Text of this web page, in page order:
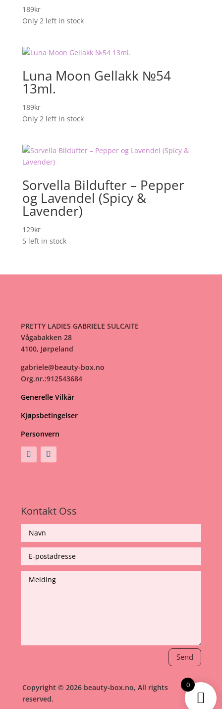
189kr
Only 2 left in stock
Luna Moon Gellakk №54
13ml.
189kr
Only 2 left in stock
Sorvella Bildufter – Pepper
og Lavendel (Spicy &
Lavender)
129kr
5 left in stock
PRETTY LADIES GABRIELE SULCAITE
Vågabakken 28
4100, Jørpeland
gabriele@beauty-box.no
Org.nr.:912543684
Generelle Vilkår
Kjøpsbetingelser
Personvern
Kontakt Oss
Send
Copyright © 2026 beauty-box.no, All rights
reserved.
0